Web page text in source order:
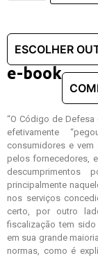
e-book
“O Código de
efetivamente
consumidores e
pelos fornecedores,
descumprimentos
principalmente
nos serviços
certo, por outro
fiscalização tem
em sua grande
normas, como é